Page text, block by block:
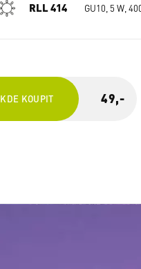
RLL 414 GU10, 5 W,
KDE KOUPIT 49,-